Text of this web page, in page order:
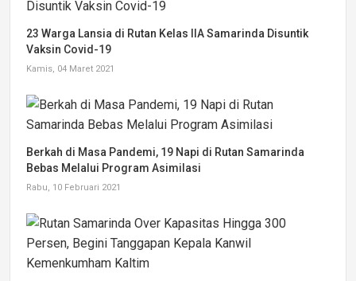
23 Warga Lansia di Rutan Kelas IIA Samarinda Disuntik
Vaksin Covid-19
Kamis, 04 Maret 2021
Berkah di Masa Pandemi, 19 Napi di Rutan Samarinda
Bebas Melalui Program Asimilasi
Rabu, 10 Februari 2021